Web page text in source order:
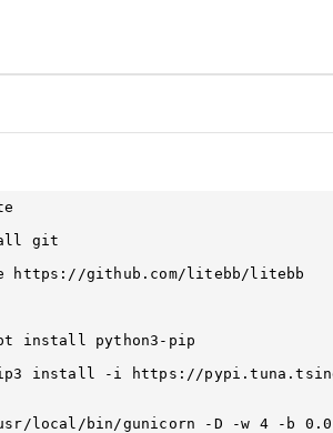
git
https://github.com/litebb/litebb
install python3-pip
pip3 install -i https://
/usr/local/bin/gunicorn -D -w 4 -b